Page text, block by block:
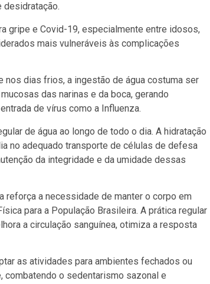
desidratação.
gripe e Covid-19, especialmente entre idosos,
mais vulneráveis às complicações
dias frios, a ingestão de água costuma ser
das narinas e da boca, gerando
de vírus como a Influenza.
de água ao longo de todo o dia. A hidratação
no adequado transporte de células de defesa
da integridade e da umidade dessas
reforça a necessidade de manter o corpo em
para a População Brasileira. A prática regular
a circulação sanguínea, otimiza a resposta
as atividades para ambientes fechados ou
combatendo o sedentarismo sazonal e